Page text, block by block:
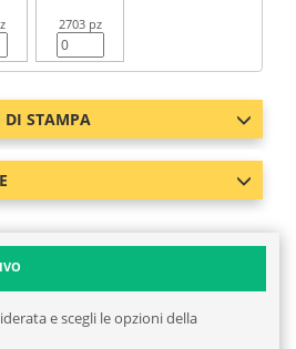
2703 pz
DI STAMPA
e scegli le opzioni della